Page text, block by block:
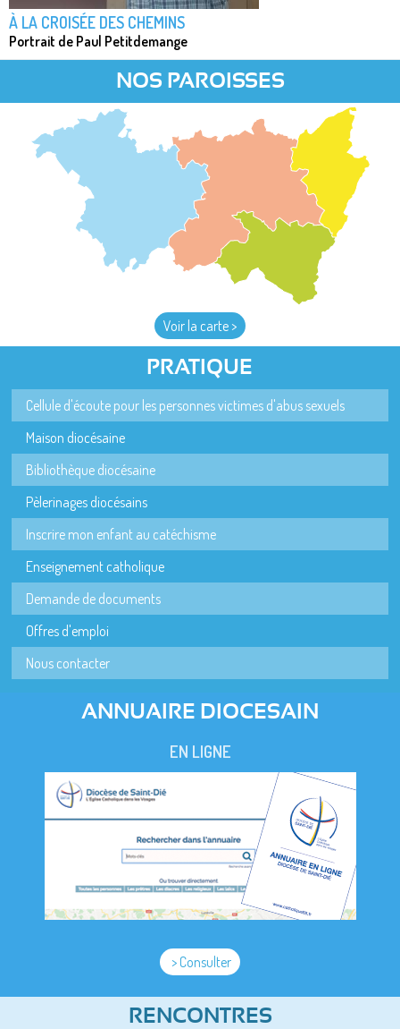
À LA CROISÉE DES CHEMINS
Portrait de Paul Petitdemange
NOS PAROISSES
Voir la carte >
PRATIQUE
Cellule d'écoute pour les personnes victimes d'abus sexuels
Maison diocésaine
Bibliothèque diocésaine
Pèlerinages diocésains
Inscrire mon enfant au catéchisme
Enseignement catholique
Demande de documents
Offres d'emploi
Nous contacter
ANNUAIRE DIOCESAIN
EN LIGNE
> Consulter
RENCONTRES